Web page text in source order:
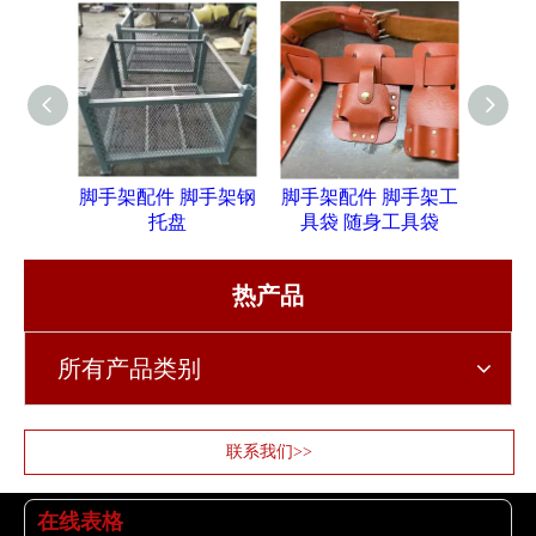
脚手架配件 脚手架钢
托盘
脚手架配件 脚手架工
具袋 随身工具袋
热产品
所有产品类别
联系我们>>
在线表格